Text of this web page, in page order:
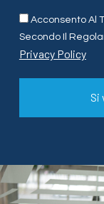
Acconsento Al
Secondo Il
Privacy Policy
Si